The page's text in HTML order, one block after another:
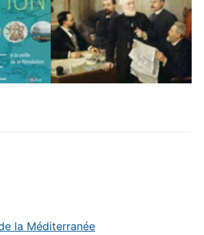
la Méditerranée